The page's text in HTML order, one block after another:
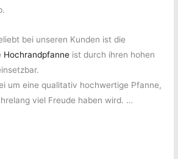
bei unseren Kunden ist die
Hochrandpfanne ist durch ihren hohen
um eine qualitativ hochwertige Pfanne,
viel Freude haben wird. …